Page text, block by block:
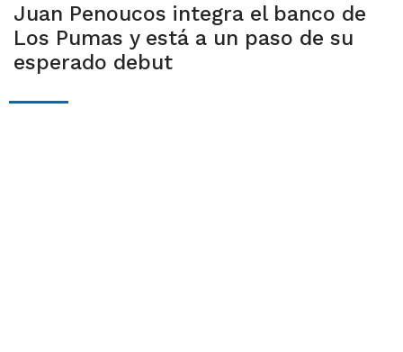
Juan Penoucos integra el banco de
Los Pumas y está a un paso de su
esperado debut